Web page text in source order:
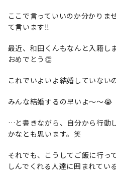
ここで言っていいのか分かりま
て言います‼️
最近、和田くんもなんと入籍し
おめでとう👏
これでいよいよ結婚していない
みんな結婚するの早いよ〜〜😭
…と書きながら、自分から行動
かなとも思います。笑
それでも、こうしてご飯に行っ
しんでくれる人達に囲まれて